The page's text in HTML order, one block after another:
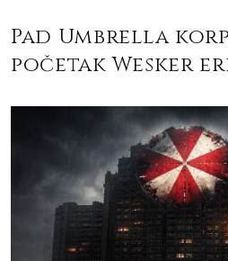
Pad Umbrella
početak Wesker